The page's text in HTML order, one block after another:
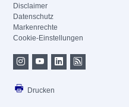
Disclaimer
Datenschutz
Markenrechte
Cookie-Einstellungen
Drucken